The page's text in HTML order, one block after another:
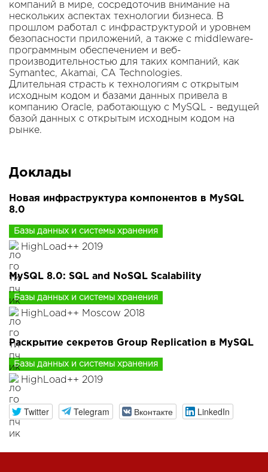
компаний в мире, сосредоточив внимание на
нескольких аспектах технологии бизнеса. В
прошлом работал с инфраструктурой и уровнем
безопасности приложений, а также с middleware-
программным обеспечением и веб-
производительностью для таких компаний, как
Symantec, Akamai, CA Technologies.
Длительная страсть к технологиям с открытым
исходным кодом и базами данных привела в
компанию Oracle, работающую с MySQL - ведущей
базой данных с открытым исходным кодом на
рынке.
Доклады
Новая инфраструктура компонентов в MySQL
8.0
Базы данных и системы хранения
HighLoad++ 2019
MySQL 8.0: SQL and NoSQL Scalability
Базы данных и системы хранения
HighLoad++ Moscow 2018
Раскрытие секретов Group Replication в MySQL
Базы данных и системы хранения
HighLoad++ 2019
Twitter Telegram Вконтакте LinkedIn